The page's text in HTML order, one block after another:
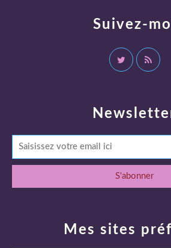
Suivez-
Mes sites